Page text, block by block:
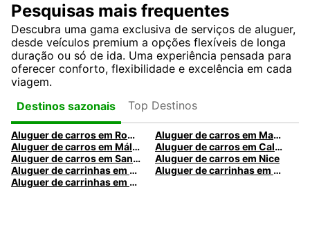
Pesquisas mais frequentes
Descubra uma gama exclusiva de serviços de aluguer,
desde veículos premium a opções flexíveis de longa
duração ou só de ida. Uma experiência pensada para
oferecer conforto, flexibilidade e excelência em cada
viagem.
Destinos sazonais
Top Destinos
Aluguer de carros em Roma
Aluguer de carros em Madrid
Aluguer de carros em Málaga
Aluguer de carros em Caldas da Rainha
Aluguer de carros em Santa Maria da Feira
Aluguer de carros em Nice
Aluguer de carrinhas em Nice
Aluguer de carrinhas em Santa Maria da Feira
Aluguer de carrinhas em Caldas da Rainha